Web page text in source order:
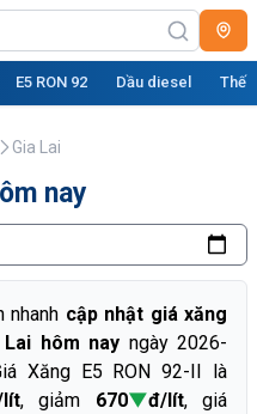
E5 RON 92 Dầu diesel Thế
Gia Lai
nay
nhanh cập nhật giá xăng
Lai hôm nay ngày 2026-
Xăng E5 RON 92-II là
lít, giảm 670▼đ/lít, giá